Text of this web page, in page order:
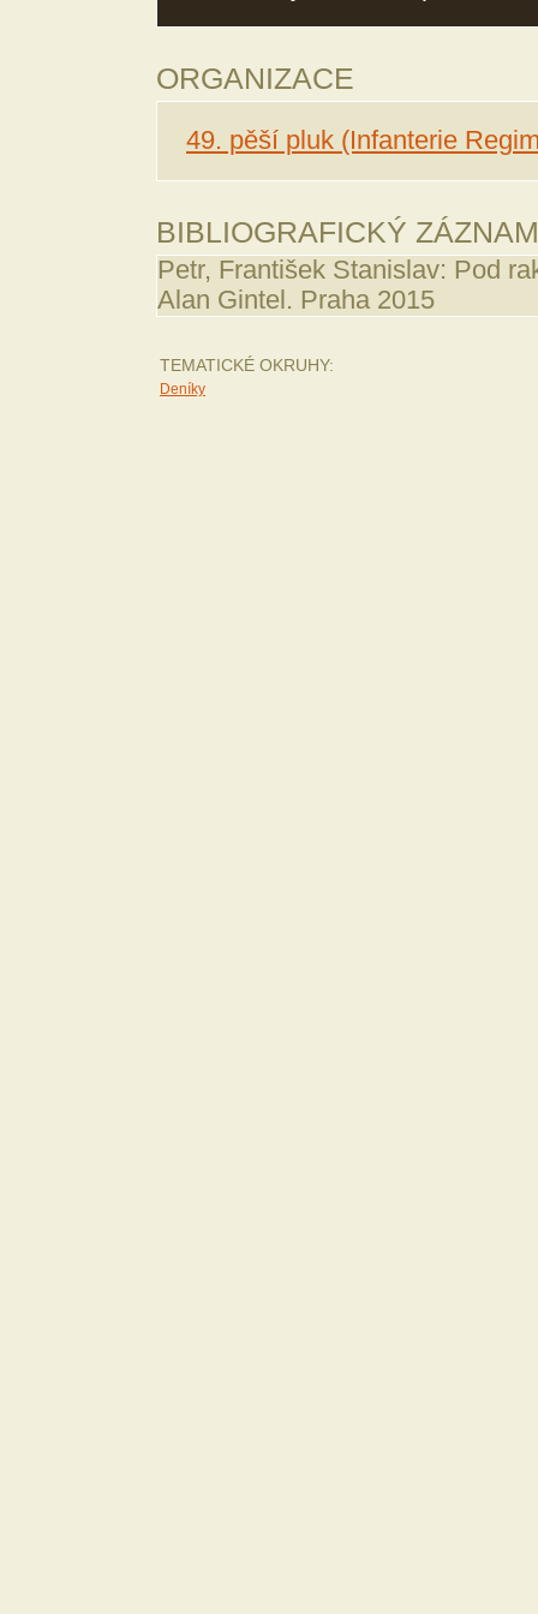
ORGANIZACE
49. pěší pluk (Infanterie
BIBLIOGRAFICKÝ ZÁZNAM
Petr, František Stanislav: Pod
Alan Gintel. Praha 2015
TEMATICKÉ OKRUHY:
Deníky